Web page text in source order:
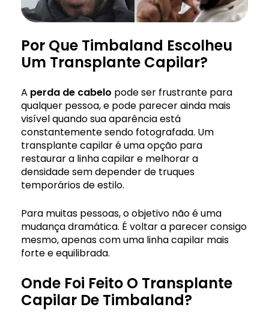
Por Que Timbaland Escolheu
Um Transplante Capilar?
A perda de cabelo pode ser frustrante para
qualquer pessoa, e pode parecer ainda mais
visível quando sua aparência está
constantemente sendo fotografada. Um
transplante capilar é uma opção para
restaurar a linha capilar e melhorar a
densidade sem depender de truques
temporários de estilo.
Para muitas pessoas, o objetivo não é uma
mudança dramática. É voltar a parecer consigo
mesmo, apenas com uma linha capilar mais
forte e equilibrada.
Onde Foi Feito O Transplante
Capilar De Timbaland?